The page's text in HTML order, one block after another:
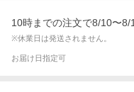
10時までの注文で8/10〜8/
※休業日は発送されません。
お届け日指定可